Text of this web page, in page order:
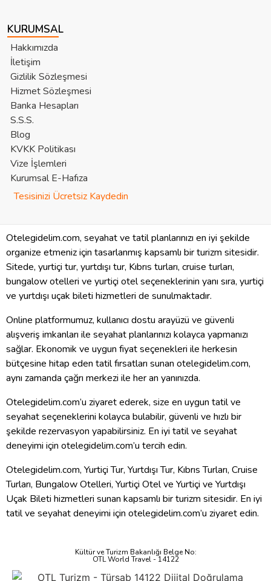
KURUMSAL
Hakkımızda
İletişim
Gizlilik Sözleşmesi
Hizmet Sözleşmesi
Banka Hesapları
S.S.S.
Blog
KVKK Politikası
Vize İşlemleri
Kurumsal E-Hafıza
Tesisinizi Ücretsiz Kaydedin
Otelegidelim.com, seyahat ve tatil planlarınızı en iyi şekilde
organize etmeniz için tasarlanmış kapsamlı bir turizm sitesidir.
Sitede, yurtiçi tur, yurtdışı tur, Kıbrıs turları, cruise turları,
bungalow otelleri ve yurtiçi otel seçeneklerinin yanı sıra, yurtiçi
ve yurtdışı uçak bileti hizmetleri de sunulmaktadır.
Online platformumuz, kullanıcı dostu arayüzü ve güvenli
alışveriş imkanları ile seyahat planlarınızı kolayca yapmanızı
sağlar. Ekonomik ve uygun fiyat seçenekleri ile herkesin
bütçesine hitap eden tatil fırsatları sunan otelegidelim.com,
aynı zamanda çağrı merkezi ile her an yanınızda.
Otelegidelim.com’u ziyaret ederek, size en uygun tatil ve
seyahat seçeneklerini kolayca bulabilir, güvenli ve hızlı bir
şekilde rezervasyon yapabilirsiniz. En iyi tatil ve seyahat
deneyimi için otelegidelim.com’u tercih edin.
Otelegidelim.com, Yurtiçi Tur, Yurtdışı Tur, Kıbrıs Turları, Cruise
Turları, Bungalow Otelleri, Yurtiçi Otel ve Yurtiçi ve Yurtdışı
Uçak Bileti hizmetleri sunan kapsamlı bir turizm sitesidir. En iyi
tatil ve seyahat deneyimi için otelegidelim.com’u ziyaret edin.
Kültür ve Turizm Bakanlığı Belge No:
OTL World Travel - 14122